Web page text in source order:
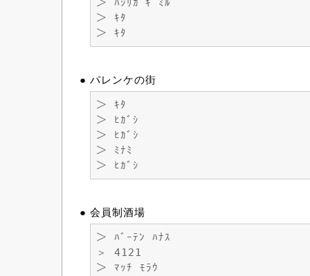
＞ ﾊｼﾘｶﾞｷ ﾐﾙ
＞ ｷﾀ
＞ ｷﾀ
● パレンケの街
＞ ｷﾀ
＞ ﾋｶﾞｼ
＞ ﾋｶﾞｼ
＞ ﾐﾅﾐ
＞ ﾋｶﾞｼ
● 会員制酒場
＞ ﾊﾞｰﾃﾝ ﾊﾅｽ
＞ 4121
＞ ﾏｯﾁ ﾓﾗｳ